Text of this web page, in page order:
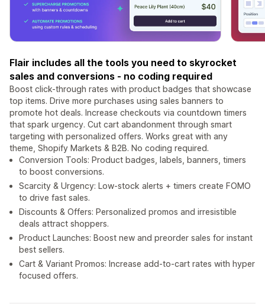
Flair includes all the tools you need to skyrocket
sales and conversions - no coding required
Boost click-through rates with product badges that showcase
top items. Drive more purchases using sales banners to
promote hot deals. Increase checkouts via countdown timers
that spark urgency. Cut cart abandonment through smart
targeting with personalized offers. Works great with any
theme, Shopify Markets & B2B. No coding required.
Conversion Tools: Product badges, labels, banners, timers
to boost conversions.
Scarcity & Urgency: Low-stock alerts + timers create FOMO
to drive fast sales.
Discounts & Offers: Personalized promos and irresistible
deals attract shoppers.
Product Launches: Boost new and preorder sales for instant
best sellers.
Cart & Variant Promos: Increase add-to-cart rates with hyper
focused offers.